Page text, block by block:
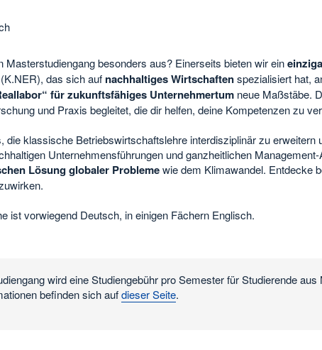
Masterstudiengang besonders aus? Einerseits bieten wir ein
das sich auf nachhaltiges Wirtschaftenspezialisiert hat,
für zukunftsfähiges Unternehmertumneue Maßstäbe.
und Praxis begleitet, die dir helfen, deine Kompetenzen zu
die klassische Betriebswirtschaftslehre interdisziplinär zu erweitern
Unternehmensführungen und ganzheitlichen
Lösung globaler Problemewie dem Klimawandel. Entdecke
ist vorwiegend Deutsch, in einigen Fächern Englisch.
wird eine Studiengebühr pro Semester für Studierende
befinden sich aufdieser Seite.